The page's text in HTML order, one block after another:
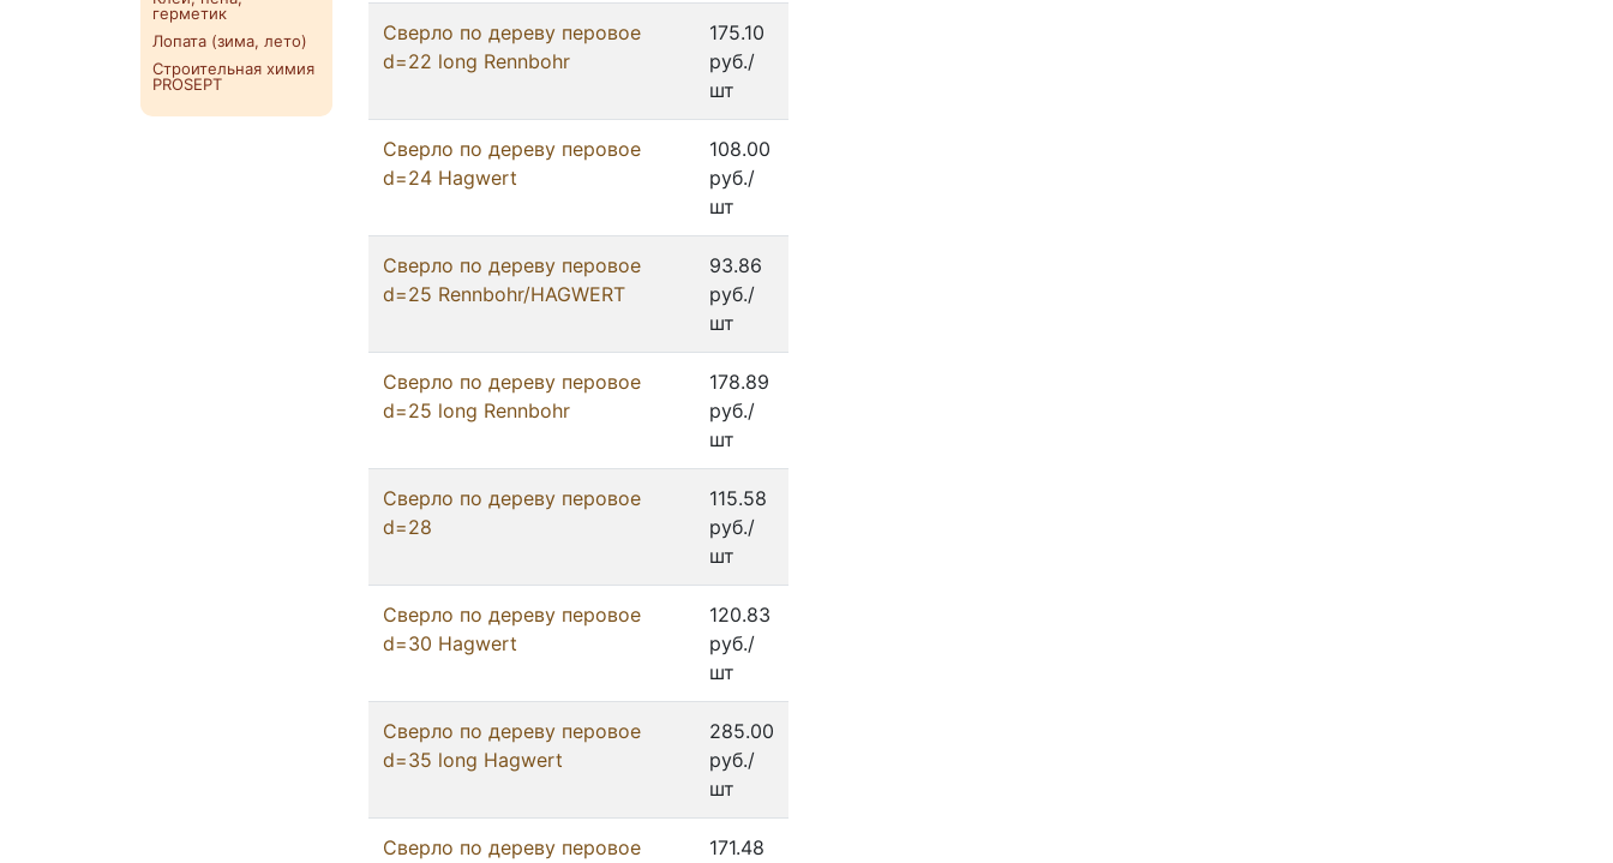
герметик
Лопата (зима, лето)
Строительная химия
PROSEPT
Сверло по дереву перовое
d=22 long Rennbohr
175.10
руб./
шт
Сверло по дереву перовое
d=24 Hagwert
108.00
руб./
шт
Сверло по дереву перовое
d=25 Rennbohr/HAGWERT
93.86
руб./
шт
Сверло по дереву перовое
d=25 long Rennbohr
178.89
руб./
шт
Сверло по дереву перовое
d=28
115.58
руб./
шт
Сверло по дереву перовое
d=30 Hagwert
120.83
руб./
шт
Сверло по дереву перовое
d=35 long Hagwert
285.00
руб./
шт
Сверло по дереву перовое
171.48